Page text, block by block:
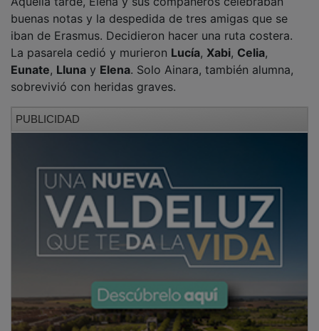
buenas notas y la despedida de tres amigas que se
iban de Erasmus. Decidieron hacer una ruta costera.
La pasarela cedió y murieron Lucía ,Xabi,Celia,
Eunate, LlunayElena. Solo Ainara, también alumna,
sobrevivió con heridas graves.